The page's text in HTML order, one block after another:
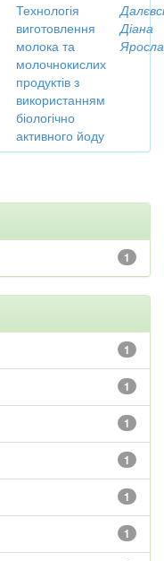
Технологія
виготовлення
молока та
молочнокислих
продуктів з
використанням
біологічно
активного йоду
Діана
1
1
1
1
1
1
1